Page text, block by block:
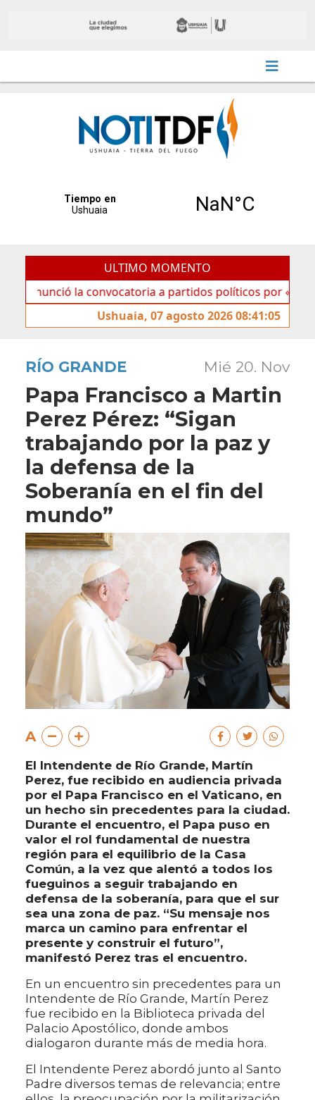
ULTIMO MOMENTO
la convocatoria a partidos políticos por «ficha limpia»
Ushuaia, 07 agosto 2026 08:41:05
RÍO GRANDE Mié 20. Nov
Papa Francisco a Martin
Perez Pérez: “Sigan
trabajando por la paz y
la defensa de la
Soberanía en el fin del
mundo”
A
El Intendente de Río Grande, Martín
Perez, fue recibido en audiencia privada
por el Papa Francisco en el Vaticano, en
un hecho sin precedentes para la ciudad.
Durante el encuentro, el Papa puso en
valor el rol fundamental de nuestra
región para el equilibrio de la Casa
Común, a la vez que alentó a todos los
fueguinos a seguir trabajando en
defensa de la soberanía, para que el sur
sea una zona de paz. “Su mensaje nos
marca un camino para enfrentar el
presente y construir el futuro”,
manifestó Perez tras el encuentro.
En un encuentro sin precedentes para un
Intendente de Río Grande, Martín Perez
fue recibido en la Biblioteca privada del
Palacio Apostólico, donde ambos
dialogaron durante más de media hora.
El Intendente Perez abordó junto al Santo
Padre diversos temas de relevancia; entre